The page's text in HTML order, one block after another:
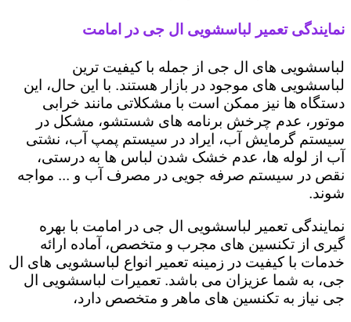
نمایندگی تعمیر لباسشویی ال جی در امامت
لباسشویی های ال جی از جمله با کیفیت ترین
لباسشویی های موجود در بازار هستند. با این حال، این
دستگاه ها نیز ممکن است با مشکلاتی مانند خرابی
موتور، عدم چرخش برنامه های شستشو، مشکل در
سیستم گرمایش آب، ایراد در سیستم پمپ آب، نشتی
آب از لوله ها، عدم خشک شدن لباس ها به درستی،
نقص در سیستم صرفه جویی در مصرف آب و ... مواجه
شوند.
نمایندگی تعمیر لباسشویی ال جی در امامت با بهره
گیری از تکنسین های مجرب و متخصص، آماده ارائه
خدمات با کیفیت در زمینه تعمیر انواع لباسشویی های ال
جی، به شما عزیزان می باشد. تعمیرات لباسشویی ال
جی نیاز به تکنسین های ماهر و متخصص دارد،